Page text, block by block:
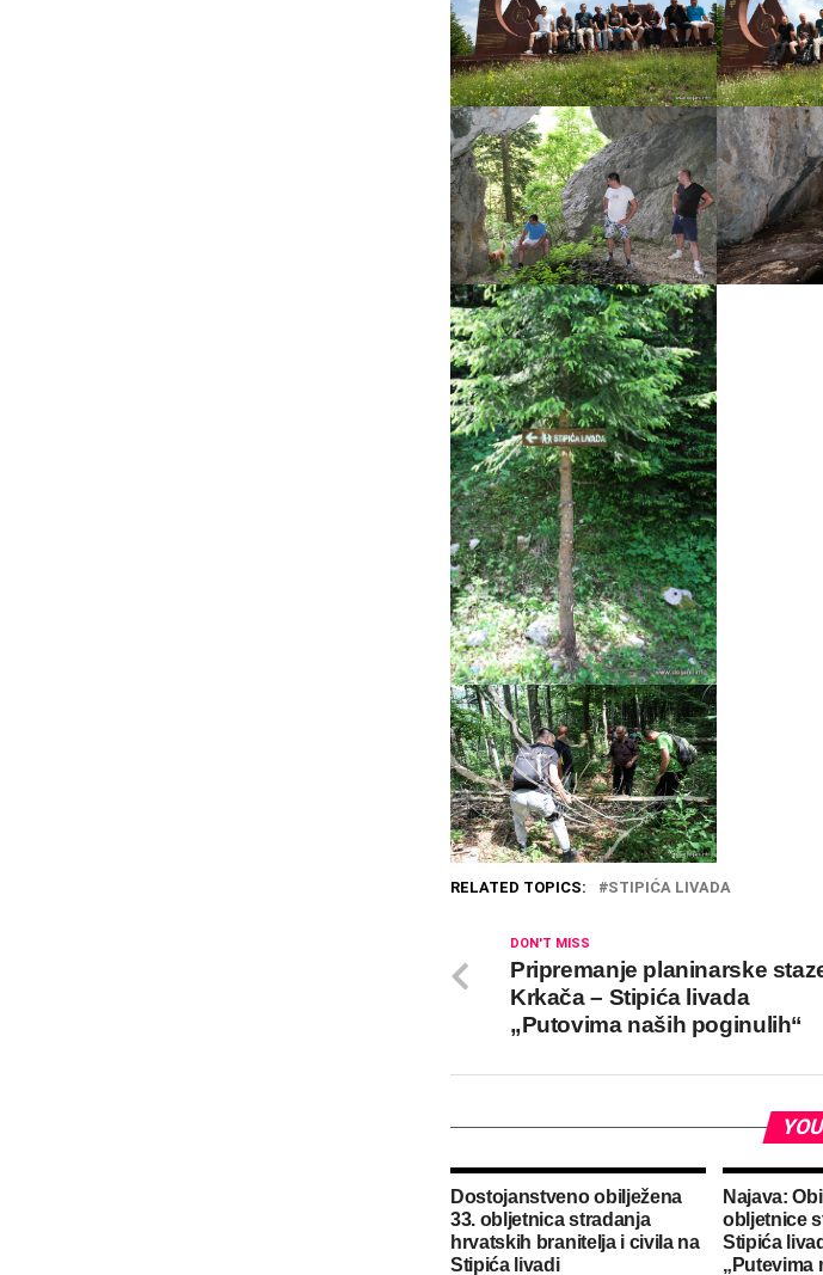
RELATED TOPICS: STIPIĆA LIVADA
DON'T MISS
Pripremanje planinarske
Krkača – Stipića livada
„Putovima naših poginulih“
Dostojanstveno obilježena
33. obljetnica stradanja
hrvatskih branitelja i civila na
Stipića livadi
Najava:
obljetnice
Stipića
„Putevima